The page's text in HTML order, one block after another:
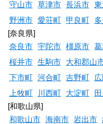
守山市 草津市 長浜市
野洲市 愛荘町 甲良町
[奈良県]
奈良市 宇陀市 橿原市
桜井市 生駒市 大和郡山
下市町 河合町 吉野町
上牧町
川西町 大淀町
[和歌山県]
和歌山市 海南市 岩出市